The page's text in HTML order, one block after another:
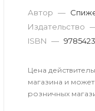
Автор —
Издательство
ISBN —
Цена
магазина и может
розничных